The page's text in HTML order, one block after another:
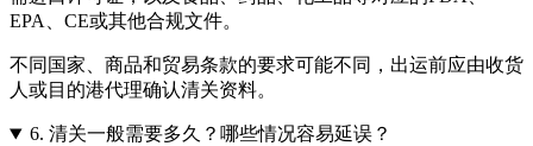
EPA、CE或其他合规文件。
不同国家、商品和贸易条款的要求可能不同，出运前应由收货
人或目的港代理确认清关资料。
6. 清关一般需要多久？哪些情况容易延误？